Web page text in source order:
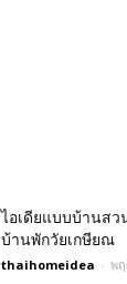
ไอเดียแบบบ้านส
บ้านพักวัยเกษียณ
thaihomeidea - พฤ